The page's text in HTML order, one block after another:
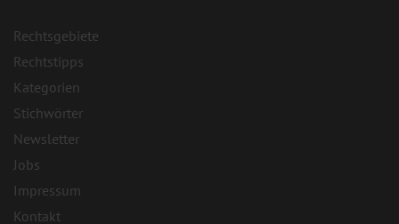
Rechtsgebiete
Rechtstipps
Kategorien
Stichwörter
Newsletter
Jobs
Impressum
Kontakt